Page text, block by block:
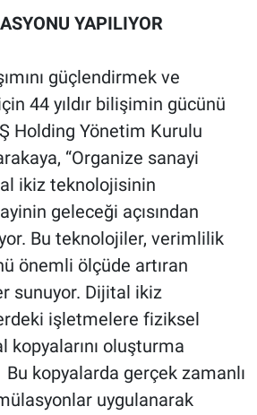
YAPILIYOR
güçlendirmek ve
44 yıldır bilişimin gücünü
Holding Yönetim Kurulu
“Organize sanayi
ikiz teknolojisinin
geleceği açısından
Bu teknolojiler, verimlilik
önemli ölçüde artıran
sunuyor. Dijital ikiz
işletmelere fiziksel
kopyalarını oluşturma
Bu kopyalarda gerçek zamanlı
uygulanarak